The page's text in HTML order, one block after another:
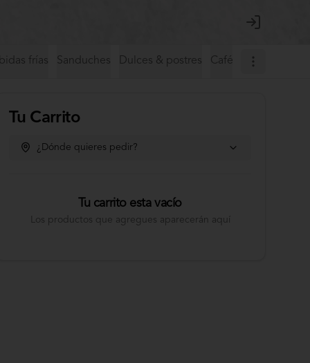
Login
frías Sanduches Dulces & postres Café de
Tu Carrito
¿Dónde quieres pedir?
Tu carrito esta vacío
Los productos que agregues aparecerán aquí